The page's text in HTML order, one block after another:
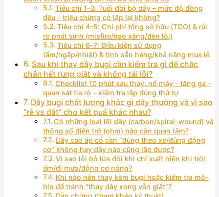
Tiêu chí 1–3: Tuổi đời bộ dây – mức độ đồng
đều – triệu chứng có lặp lại không?
Tiêu chí 4–5: Chi phí tổng sở hữu (TCO) & rủi
ro phát sinh (misfire/hao xăng/đèn lỗi)
Tiêu chí 6–7: Điều kiện sử dụng
(ẩm/ngập/nhiệt) & tính sẵn hàng/khả năng mua lẻ
Sau khi thay dây bugi cần kiểm tra gì để chắc
chắn hết rung giật và không tái lỗi?
Checklist 10 phút sau thay: nổ máy – tăng ga –
quan sát tia rò – kiểm tra lắp đúng thứ tự
Dây bugi chất lượng khác gì dây thường và vì sao
“rẻ vs đắt” cho kết quả khác nhau?
Có những loại lõi dây (carbon/spiral-wound) và
thông số điện trở (ohm) nào cần quan tâm?
Dây cao áp có cần “đúng theo xe/đúng động
cơ” không hay dây nào cũng lắp được?
Vì sao lỗi bỏ lửa đôi khi chỉ xuất hiện khi trời
ẩm/đi mưa/động cơ nóng?
Khi nào nên thay kèm bugi hoặc kiểm tra mô-
bin để tránh “thay dây xong vẫn giật”?